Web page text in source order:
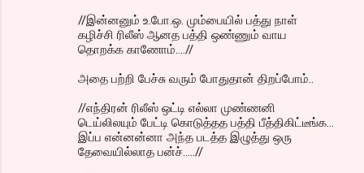
//இன்னனும் உ.போ.ஒ. மும்பையில் பத்து நாள்
கழிச்சி ரிலீஸ் ஆனத பத்தி ஒண்ணும் வாய
தொறக்க காணோம்....//
அதை பற்றி பேச்சு வரும் போதுதான் திறப்போம்..
//எந்திரன் ரிலீஸ் ஒட்டி எல்லா முண்ணனி
டெய்லிலயும் பேட்டி கொடுத்தத பத்தி பீத்திகிட்டீங்க...
இப்ப என்னன்னா அந்த படத்த இழுத்து ஒரு
தேவையில்லாத பன்ச்.....//